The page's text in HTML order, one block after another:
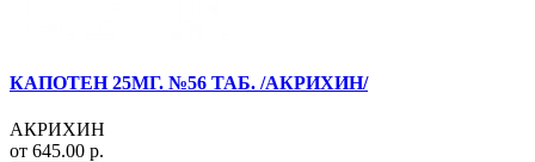
КАПОТЕН 25МГ. №56 ТАБ. /АКРИХИН/
АКРИХИН
от 645.00 р.